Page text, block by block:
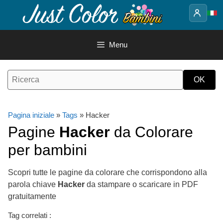
contenuto
Menu
Pagina iniziale » Tags » Hacker
Pagine Hacker da Colorare
per bambini
Scopri tutte le pagine da colorare che corrispondono alla
parola chiave Hacker da stampare o scaricare in PDF
gratuitamente
Tag correlati :